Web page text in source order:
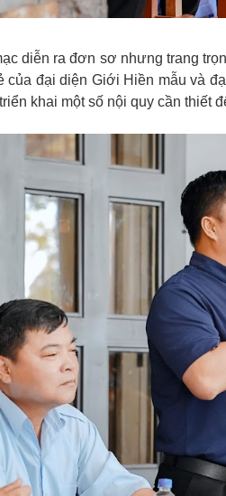
diễn ra đơn sơ nhưng trang
của đại diện Giới Hiền mẫu và
khai một số nội quy cần thiết